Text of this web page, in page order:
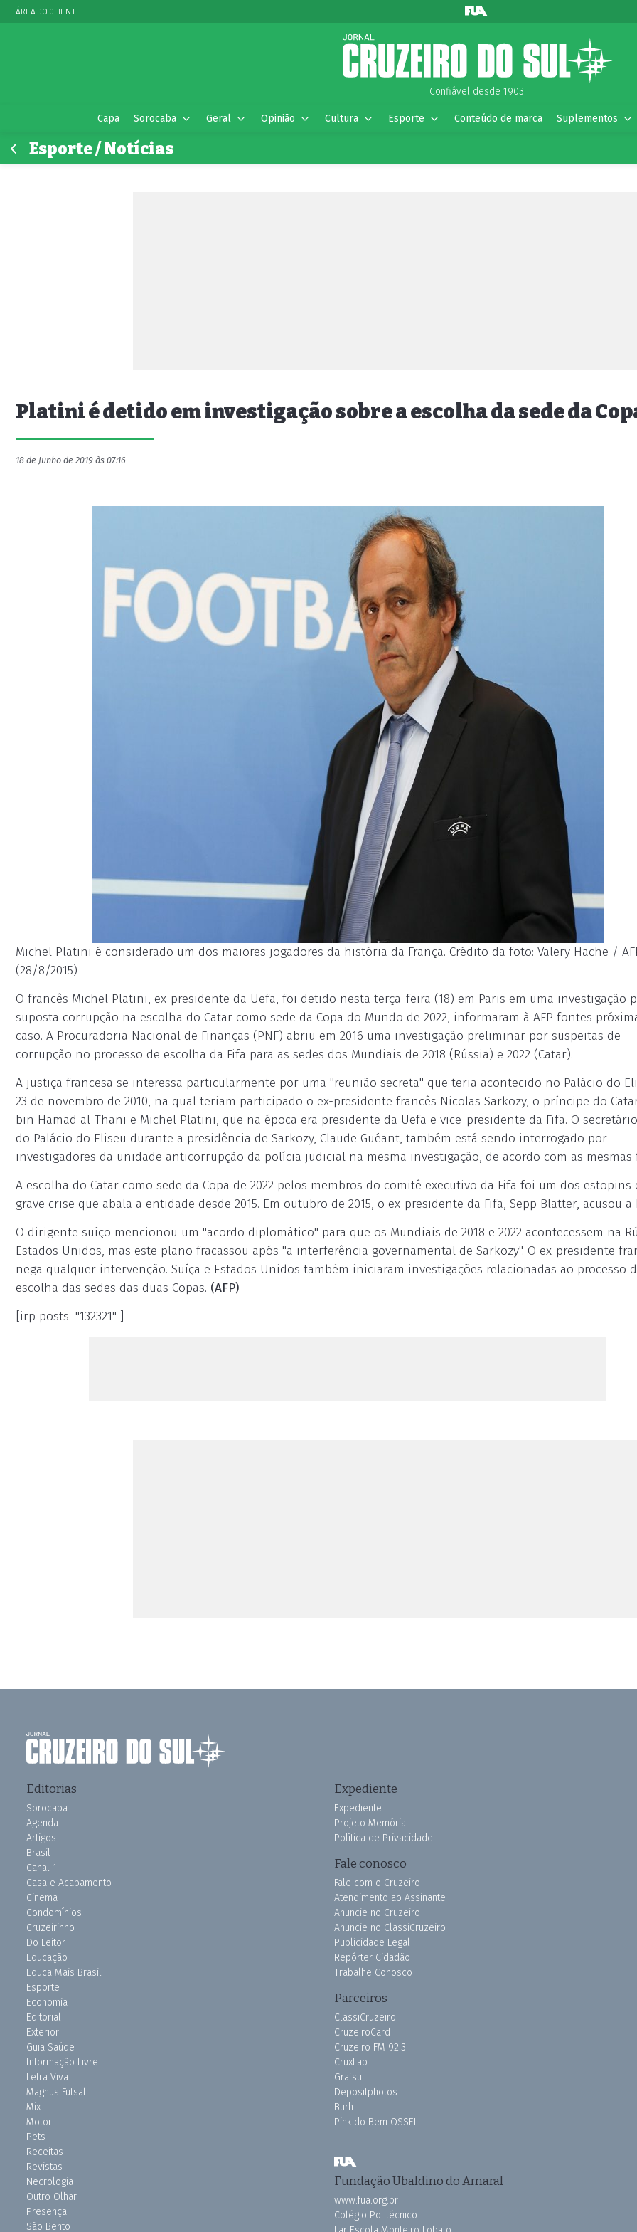
ÁREA DO CLIENTE
Confiável desde 1903.
Capa Sorocaba Geral Opinião Cultura Esporte Conteúdo de marca Suplementos
Esporte / Notícias
Platini é detido em investigação sobre a escolha da sede da
18 de Junho de 2019 às 07:16
Michel Platini é considerado um dos maiores jogadores da história da França. Crédito da foto: Valery Hache /
(28/8/2015)
O francês Michel Platini, ex-presidente da Uefa, foi detido nesta terça-feira (18) em Paris em uma investigação
suposta corrupção na escolha do Catar como sede da Copa do Mundo de 2022, informaram à AFP fontes
caso. A Procuradoria Nacional de Finanças (PNF) abriu em 2016 uma investigação preliminar por suspeitas de
corrupção no processo de escolha da Fifa para as sedes dos Mundiais de 2018 (Rússia) e 2022 (Catar).
A justiça francesa se interessa particularmente por uma "reunião secreta" que teria acontecido no Palácio do
23 de novembro de 2010, na qual teriam participado o ex-presidente francês Nicolas Sarkozy, o príncipe do
bin Hamad al-Thani e Michel Platini, que na época era presidente da Uefa e vice-presidente da Fifa. O
do Palácio do Eliseu durante a presidência de Sarkozy, Claude Guéant, também está sendo interrogado por
investigadores da unidade anticorrupção da polícia judicial na mesma investigação, de acordo com as mesmas
A escolha do Catar como sede da Copa de 2022 pelos membros do comitê executivo da Fifa foi um dos estopins
grave crise que abala a entidade desde 2015. Em outubro de 2015, o ex-presidente da Fifa, Sepp Blatter, acusou a
O dirigente suíço mencionou um "acordo diplomático" para que os Mundiais de 2018 e 2022 acontecessem na
Estados Unidos, mas este plano fracassou após "a interferência governamental de Sarkozy". O ex-presidente
nega qualquer intervenção. Suíça e Estados Unidos também iniciaram investigações relacionadas ao processo
escolha das sedes das duas Copas. (AFP)
[irp posts="132321" ]
Editorias
Sorocaba
Agenda
Artigos
Brasil
Canal 1
Casa e Acabamento
Cinema
Condomínios
Cruzeirinho
Do Leitor
Educação
Educa Mais Brasil
Esporte
Economia
Editorial
Exterior
Guia Saúde
Informação Livre
Letra Viva
Magnus Futsal
Mix
Motor
Pets
Receitas
Revistas
Necrologia
Outro Olhar
Presença
São Bento
Expediente
Expediente
Projeto Memória
Política de Privacidade
Fale conosco
Fale com o Cruzeiro
Atendimento ao Assinante
Anuncie no Cruzeiro
Anuncie no ClassiCruzeiro
Publicidade Legal
Repórter Cidadão
Trabalhe Conosco
Parceiros
ClassiCruzeiro
CruzeiroCard
Cruzeiro FM 92.3
CruxLab
Grafsul
Depositphotos
Burh
Pink do Bem OSSEL
Fundação Ubaldino do Amaral
www.fua.org.br
Colégio Politécnico